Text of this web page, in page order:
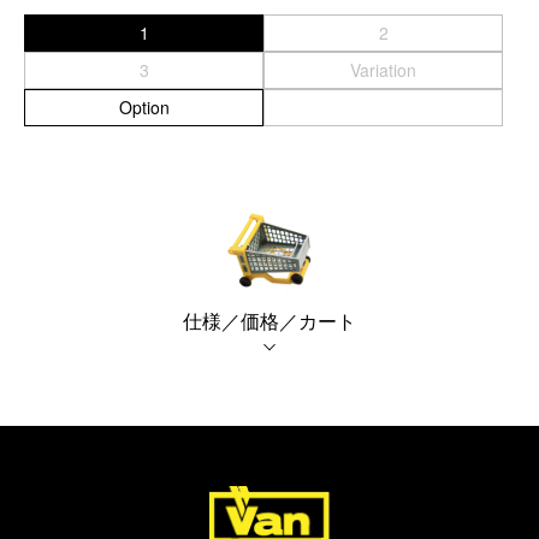
1
2
3
Variation
Option
仕様／価格／カート